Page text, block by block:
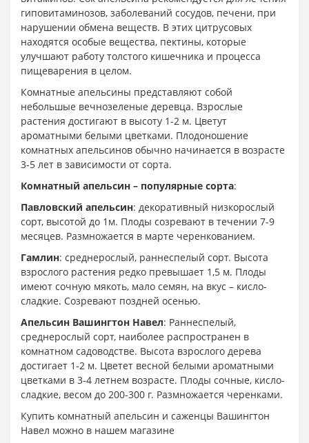
гиповитаминозов, заболеваний сосудов, печени, при
нарушении обмена веществ. В этих цитрусовых
находятся особые вещества, пектины, которые
улучшают работу толстого кишечника и процесса
пищеварения в целом.
Комнатные апельсины представляют собой
небольшые вечнозеленые деревца. Взрослые
растения достигают в высоту 1-2 м. Цветут
ароматными белыми цветками. Плодоношение
комнатных апельсинов обычно начинается в возрасте
3-5 лет в зависимости от сорта.
Комнатный апельсин – популярные сорта:
Павловский апельсин: декоративный низкорослый
сорт, высотой до 1м. Плоды созревают в течении 7-9
месяцев. Размножается в марте черенкованием.
Гамлин: среднерослый, раннеспелый сорт. Высота
взрослого растения редко превышает 1,5 м. Плоды
имеют сочную мякоть, мало семян, на вкус – кисло-
сладкие. Созревают поздней осенью.
Апельсин Вашингтон Навел: Раннеспелый,
среднерослый сорт, наиболее распространен в
комнатном садоводстве. Высота взрослого дерева
достигает 1-2 м. Цветет весной белыми ароматными
цветками в 3-4 летнем возрасте. Плоды сочные, кисло-
сладкие, весом до 200-300 г. Размножается черенками.
Купить комнатный апельсин и саженцы Вашингтон
Навел можно в нашем магазине